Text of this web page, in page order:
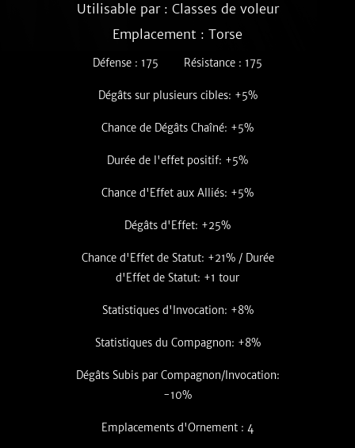
Utilisable par : Classes de voleur
Emplacement : Torse
Défense : 175 Résistance : 175
Dégâts sur plusieurs cibles: +5%
Chance de Dégâts Chaîné: +5%
Durée de l'effet positif: +5%
Chance d'Effet aux Alliés: +5%
Dégâts d'Effet: +25%
Chance d'Effet de Statut: +21% / Durée
d'Effet de Statut: +1 tour
Statistiques d'Invocation: +8%
Statistiques du Compagnon: +8%
Dégâts Subis par Compagnon/Invocation:
-10%
Emplacements d'Ornement : 4